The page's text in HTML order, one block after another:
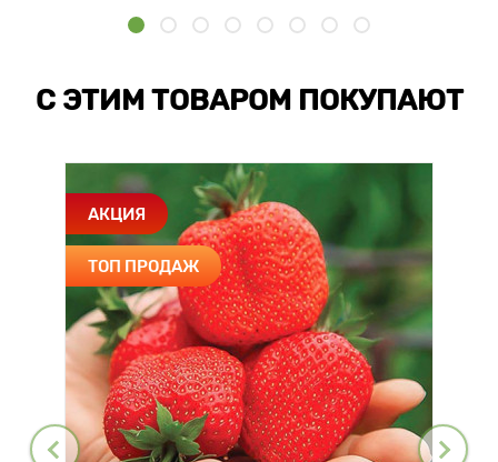
С ЭТИМ ТОВАРОМ ПОКУПАЮТ
АКЦИЯ
ТОП ПРОДАЖ